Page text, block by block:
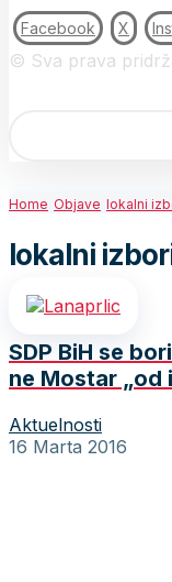
Facebook X
© Sva prava
Home Objave lokalni
lokalni
SDP BiH se
ne Mostar „od
Aktuelnosti
16 Marta 2016